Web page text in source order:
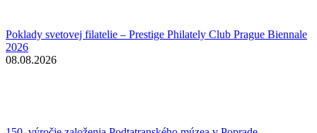
Poklady svetovej filatelie – Prestige Philately Club Prague Biennale
2026
08.08.2026